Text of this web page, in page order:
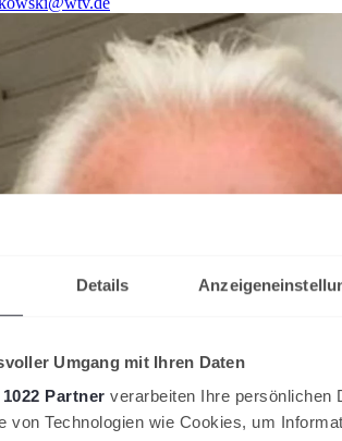
Details
Umgang mit Ihren Daten
Partner verarbeiten Ihre persönlichen
von Technologien wie Cookies, um